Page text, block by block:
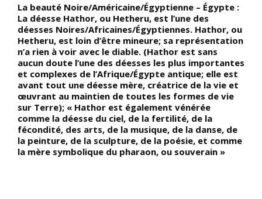
La beauté Noire/Américaine/Égyptienne – Égypte :
La déesse Hathor, ou Hetheru, est l’une des
déesses Noires/Africaines/Égyptiennes. Hathor, ou
Hetheru, est loin d’être mineure; sa représentation
n’a rien à voir avec le diable. (Hathor est sans
aucun doute l’une des déesses les plus importantes
et complexes de l’Afrique/Égypte antique; elle est
avant tout une déesse mère, créatrice de la vie et
œuvrant au maintien de toutes les formes de vie
sur Terre); « Hathor est également vénérée
comme la déesse du ciel, de la fertilité, de la
fécondité, des arts, de la musique, de la danse, de
la peinture, de la sculpture, de la poésie, et comme
la mère symbolique du pharaon, ou souverain »